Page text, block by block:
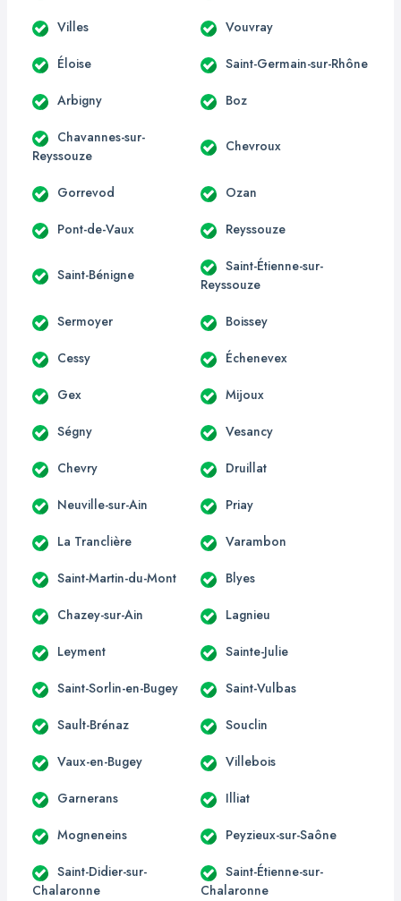
Villes Vouvray
Éloise Saint-Germain-sur-Rhône
Arbigny Boz
Chavannes-sur-
Reyssouze
Chevroux
Gorrevod Ozan
Pont-de-Vaux Reyssouze
Saint-Bénigne
Saint-Étienne-sur-
Reyssouze
Sermoyer Boissey
Cessy Échenevex
Gex Mijoux
Ségny Vesancy
Chevry Druillat
Neuville-sur-Ain Priay
La Tranclière Varambon
Saint-Martin-du-Mont Blyes
Chazey-sur-Ain Lagnieu
Leyment Sainte-Julie
Saint-Sorlin-en-Bugey Saint-Vulbas
Sault-Brénaz Souclin
Vaux-en-Bugey Villebois
Garnerans Illiat
Mogneneins Peyzieux-sur-Saône
Saint-Didier-sur-
Chalaronne
Saint-Étienne-sur-
Chalaronne